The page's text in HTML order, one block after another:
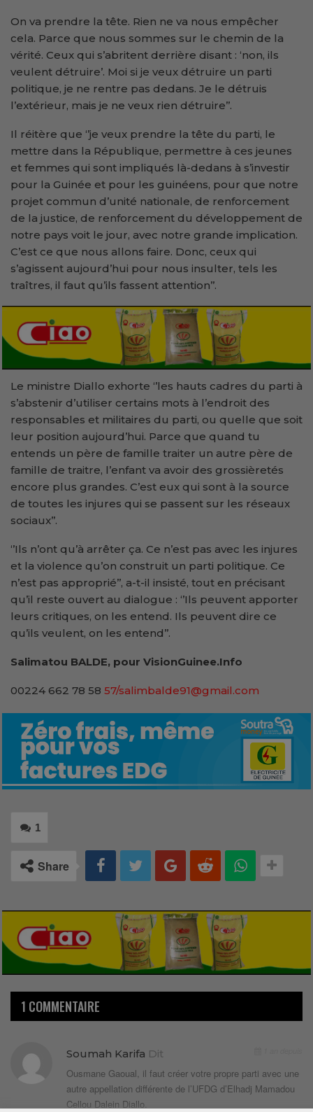
On va prendre la tête. Rien ne va nous empêcher
cela. Parce que nous sommes sur le chemin de la
vérité. Ceux qui s’abritent derrière disant : ‘non, ils
veulent détruire’. Moi si je veux détruire un parti
politique, je ne rentre pas dedans. Je le détruis
l’extérieur, mais je ne veux rien détruire’’.
Il réitère que ‘’je veux prendre la tête du parti, le
mettre dans la République, permettre à ces jeunes
et femmes qui sont impliqués là-dedans à s’investir
pour la Guinée et pour les guinéens, pour que notre
projet commun d’unité nationale, de renforcement
de la justice, de renforcement du développement de
notre pays voit le jour, avec notre grande implication.
C’est ce que nous allons faire. Donc, ceux qui
s’agissent aujourd’hui pour nous insulter, tels les
traîtres, il faut qu’ils fassent attention’’.
Le ministre Diallo exhorte ‘’les hauts cadres du parti à
s’abstenir d’utiliser certains mots à l’endroit des
responsables et militaires du parti, ou quelle que soit
leur position aujourd’hui. Parce que quand tu
entends un père de famille traiter un autre père de
famille de traitre, l’enfant va avoir des grossièretés
encore plus grandes. C’est eux qui sont à la source
de toutes les injures qui se passent sur les réseaux
sociaux’’.
‘’Ils n’ont qu’à arrêter ça. Ce n’est pas avec les injures
et la violence qu’on construit un parti politique. Ce
n’est pas approprié’’, a-t-il insisté, tout en précisant
qu’il reste ouvert au dialogue : ‘’Ils peuvent apporter
leurs critiques, on les entend. Ils peuvent dire ce
qu’ils veulent, on les entend’’.
Salimatou BALDE, pour VisionGuinee.Info
00224 662 78 58 57/salimbalde91@gmail.com
1
Share
1 COMMENTAIRE
Soumah Karifa Dit
Ousmane Gaoual, il faut créer votre propre parti avec une
autre appellation différente de l’UFDG d’Elhadj Mamadou
Cellou Dalein Diallo.